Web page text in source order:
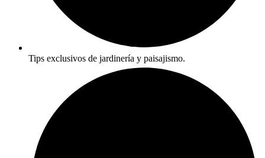
Tips exclusivos de jardinería y paisajismo.